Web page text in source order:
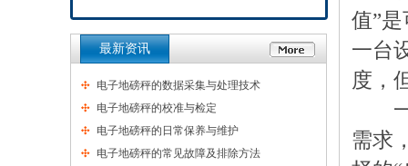
最新资讯
电子地磅秤的数据采集与处理技术
电子地磅秤的校准与检定
电子地磅秤的日常保养与维护
电子地磅秤的常见故障及排除方法
值”
一台
度，
一
需求